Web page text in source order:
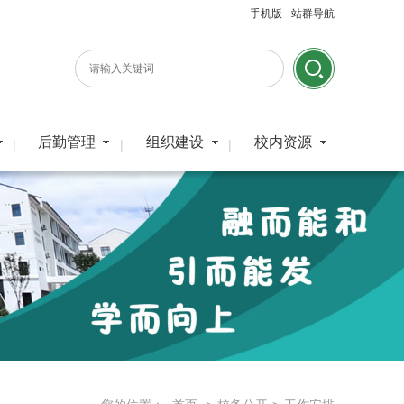
站群导航
手机版
| 后勤管理 | 组织建设 | 校内资源